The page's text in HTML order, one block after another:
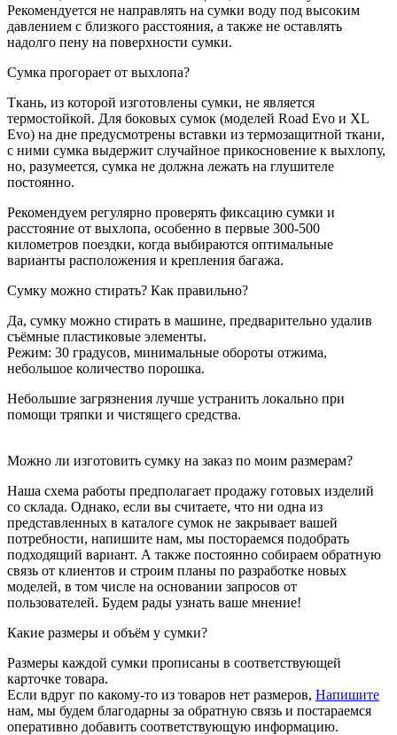
Рекомендуется не направлять на сумки воду под высоким
давлением с близкого расстояния, а также не оставлять
надолго пену на поверхности сумки.
Сумка прогорает от выхлопа?
Ткань, из которой изготовлены сумки, не является
термостойкой. Для боковых сумок (моделей Road Evo и XL
Evo) на дне предусмотрены вставки из термозащитной ткани,
с ними сумка выдержит случайное прикосновение к выхлопу,
но, разумеется, сумка не должна лежать на глушителе
постоянно.
Рекомендуем регулярно проверять фиксацию сумки и
расстояние от выхлопа, особенно в первые 300-500
километров поездки, когда выбираются оптимальные
варианты расположения и крепления багажа.
Сумку можно стирать? Как правильно?
Да, сумку можно стирать в машине, предварительно удалив
съёмные пластиковые элементы.
Режим: 30 градусов, минимальные обороты отжима,
небольшое количество порошка.
Небольшие загрязнения лучше устранить локально при
помощи тряпки и чистящего средства.
Можно ли изготовить сумку на заказ по моим размерам?
Наша схема работы предполагает продажу готовых изделий
со склада. Однако, если вы считаете, что ни одна из
представленных в каталоге сумок не закрывает вашей
потребности, напишите нам, мы постораемся подобрать
подходящий вариант. А также постоянно собираем обратную
связь от клиентов и строим планы по разработке новых
моделей, в том числе на основании запросов от
пользователей. Будем рады узнать ваше мнение!
Какие размеры и объём у сумки?
Размеры каждой сумки прописаны в соответствующей
карточке товара.
Если вдруг по какому-то из товаров нет размеров, Напишите
нам, мы будем благодарны за обратную связь и постараемся
оперативно добавить соответствующую информацию.